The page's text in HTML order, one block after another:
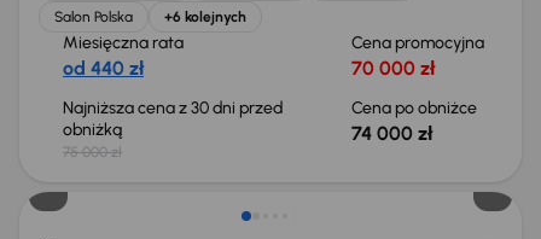
Salon Polska
+6 kolejnych
Miesięczna rata
od 440 zł
Cena promocyjna
70 000 zł
Najniższa cena z 30 dni przed
obniżką
75 000 zł
Cena po obniżce
74 000 zł
Taniej o 2 000 zł